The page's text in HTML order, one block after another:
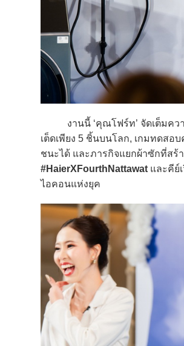
งานนี้ ‘คุณโฟร์ท’ จัดเต็มความ
เต็ดเพียง 5 ชิ้นบนโลก, เกมทดสอ
ชนะได้ และภารกิจแยกผ้าซักที่สร้
#HaierXFourthNattawat และคีย์
ไอคอนแห่งยุค